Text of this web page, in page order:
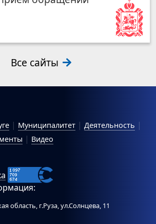
Все сайты
Муниципалитет
Деятельность
Видео
область, г.Руза, ул.Солнцева, 11